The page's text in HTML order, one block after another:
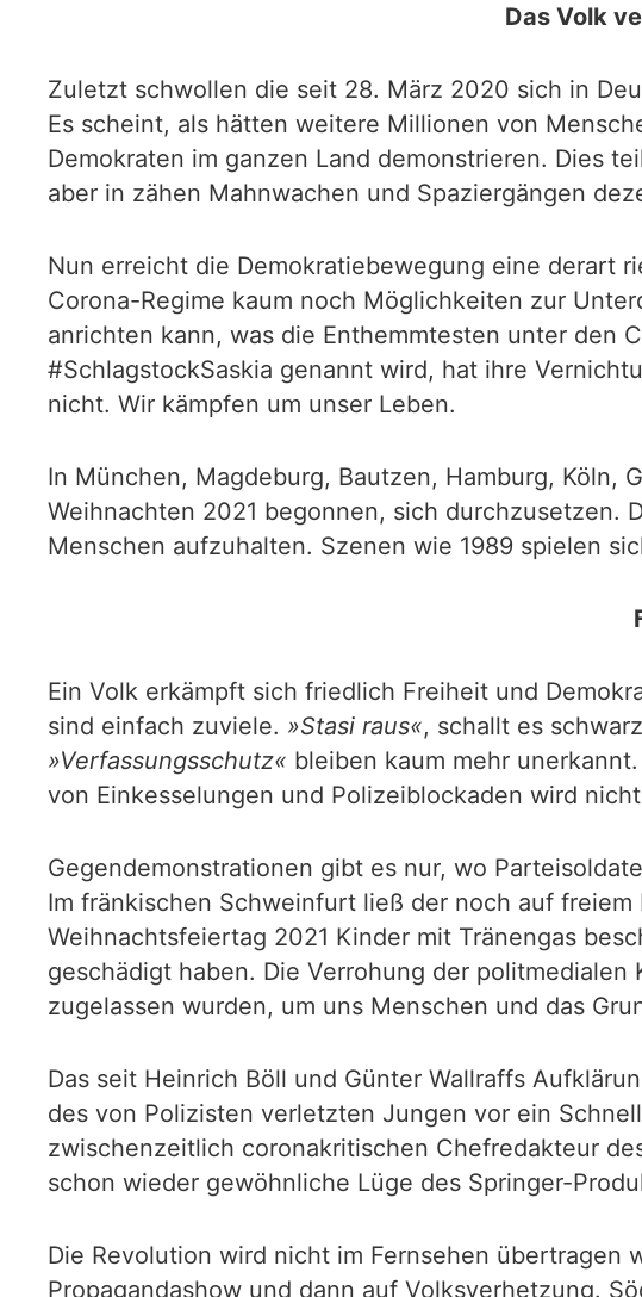
Das Volk
Zuletzt schwollen die seit 28. März 2020 sich in
Es scheint, als hätten weitere Millionen von
Demokraten im ganzen Land demonstrieren. Dies
aber in zähen Mahnwachen und Spaziergängen
Nun erreicht die Demokratiebewegung eine derart
Corona-Regime kaum noch Möglichkeiten zur
anrichten kann, was die Enthemmtesten unter den
#SchlagstockSaskia genannt wird, hat ihre
nicht. Wir kämpfen um unser Leben.
In München, Magdeburg, Bautzen, Hamburg, Köln,
Weihnachten 2021 begonnen, sich durchzusetzen.
Menschen aufzuhalten. Szenen wie 1989 spielen
Ein Volk erkämpft sich friedlich Freiheit und
sind einfach zuviele. »Stasi raus«, schallt es
»Verfassungsschutz« bleiben kaum mehr
von Einkesselungen und Polizeiblockaden wird
Gegendemonstrationen gibt es nur, wo
Im fränkischen Schweinfurt ließ der noch auf
Weihnachtsfeiertag 2021 Kinder mit Tränengas
geschädigt haben. Die Verrohung der
zugelassen wurden, um uns Menschen und das
Das seit Heinrich Böll und Günter Wallraffs
des von Polizisten verletzten Jungen vor ein
zwischenzeitlich coronakritischen Chefredakteur
schon wieder gewöhnliche Lüge des Springer-
Die Revolution wird nicht im Fernsehen
Propagandashow und dann auf Volksverhetzung.